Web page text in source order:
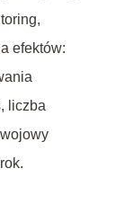
efektów:
liczba